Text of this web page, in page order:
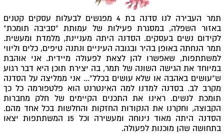
תמר העבירה לנו סדנה בת 4 מפגשים לבעלות עסקים קטנים
באזור השפלה, במסגרת פעילות של עמותת "סביבה תומכת"
לקידום נשים בעסקים. הסדנה היתה מעניינת, מלמדת ומעשית.
תמר הנחתה באופן בהיר ובגובה העיניים ונתנה טיפים, כלים וליווי
למשתתפות, שאפשרו להן לצאת לפעולה מיידית. אני אוהבת
במיוחד את הגישה השונה של תמר, בה יצירת תוכן היא דבר רגוע
ש"עושים באהבה או שלא עושים בכלל"... אני ממליצה על הסדנה
מקרב לב. בסדנה למדנו למה האינטרנט הוא פלטפורמה כל כך
תומכת לנשים. ראינו את התכנים הקיימים של חלק מחברות
הקבוצה, וחקרנו את הנקודות החזקות והחלשות בכל אחד מהם.
הסדנה היתה מאוד נינוחה ומעשירה וכל 15 המשתתפות יצאו
בתחושה שהן מוכנות לפעולה.